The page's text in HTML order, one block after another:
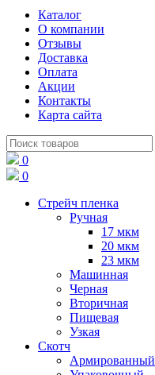
Каталог
О компании
Отзывы
Доставка
Оплата
Акции
Контакты
Карта сайта
0
0
Стрейч пленка
Ручная
17 мкм
20 мкм
23 мкм
Машинная
Черная
Вторичная
Пищевая
Узкая
Скотч
Армированный